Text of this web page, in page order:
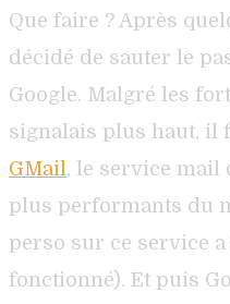
Que faire ? Après
décidé de sauter le
Google. Malgré les
signalais plus haut, il
GMail , le service mail
plus performants du
perso sur ce service
fonctionné). Et puis